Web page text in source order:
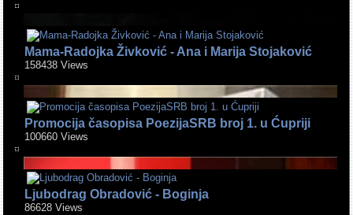
Mama-Radojka Živković - Ana i Marija Stojaković
158438 Views
Promocija časopisa PoezijaSRB broj 1. u Ćupriji
100660 Views
Ljubodrag Obradović - Boginja
86628 Views